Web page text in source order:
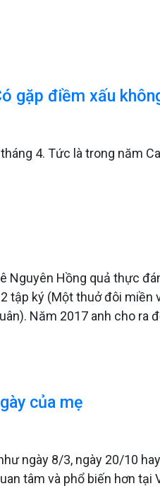
gặp điềm xấu
4. Tức là trong năm
Nguyên Hồng quả thực
tập ký (Một thuở đôi
Năm 2017 anh cho ra
của mẹ
ngày 8/3, ngày 20/10
tâm và phổ biến hơn tại